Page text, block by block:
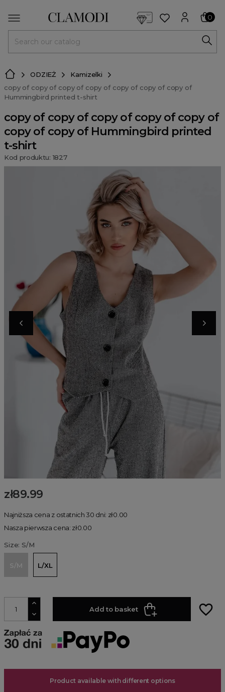
0
ODZIEŻ
Kamizelki
copy of copy of copy of copy of copy of copy of copy of
Hummingbird printed t-shirt
copy of copy of copy of copy of copy of
copy of copy of Hummingbird printed
t-shirt
Kod produktu: 1827
zł89.99
Najniższa cena z ostatnich 30 dni: zł0.00
Nasza pierwsza cena: zł0.00
Size: S/M
S/M L/XL
Add to basket favorite_border
Product available with different options